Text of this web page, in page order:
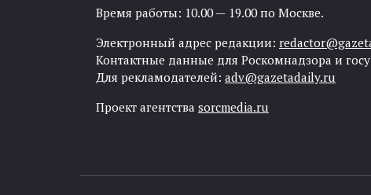
Время работы: 10.00 — 19.00 по Москве.
Электронный адрес редакции:
Контактные данные для Роскомнадзора и
Для рекламодателей: adv@gazetadaily.ru
Проект агентства sorcmedia.ru